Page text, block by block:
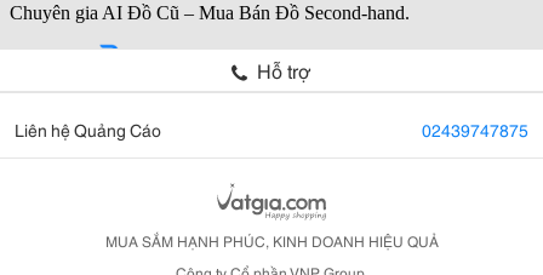
Hỗ trợ
Liên hệ Quảng Cáo 02439747875
MUA SẮM HẠNH PHÚC, KINH DOANH HIỆU QUẢ